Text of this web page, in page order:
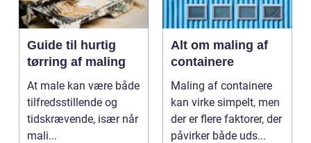
Guide til hurtig
tørring af maling
At male kan være både
tilfredsstillende og
tidskrævende, især når
mali...
Alt om maling af
containere
Maling af containere
kan virke simpelt, men
der er flere faktorer, der
påvirker både uds...